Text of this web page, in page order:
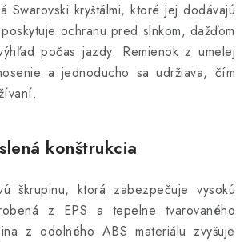
kryštálmi, ktoré jej dodávajú
ochranu pred slnkom, dažďom
počas jazdy. Remienok z umelej
a jednoducho sa udržiava, čím
konštrukcia
škrupinu, ktorá zabezpečuje vysokú
z EPS a tepelne tvarovaného
z odolného ABS materiálu zvyšuje